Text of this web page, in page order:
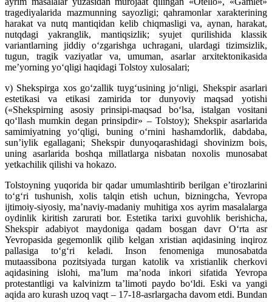
tragediyalarida mazmunning sayozligi; qahramonlar xarakterining
harakat va nutq mantiqidan kelib chiqmasligi va, aynan, harakat,
nutqdagi yakranglik, mantiqsizlik; syujet qurilishida klassik
variantlarning jiddiy o‘zgarishga uchragani, ulardagi tizimsizlik,
tugun, tragik vaziyatlar va, umuman, asarlar arxitektonikasida
me’yorning yo‘qligi haqidagi Tolstoy xulosalari;
v) Shekspirga xos go‘zallik tuyg‘usining jo‘nligi, Shekspir asarlari
estetikasi va etikasi zamirida tor dunyoviy maqsad yotishi
(«Shekspirning asosiy prinsipi-maqsad bo‘lsa, istalgan vositani
qo‘llash mumkin degan prinsipdir» – Tolstoy); Shekspir asarlarida
samimiyatning yo‘qligi, buning o‘rnini hashamdorlik, dabdaba,
sun’iylik egallagani; Shekspir dunyoqarashidagi shovinizm bois,
uning asarlarida boshqa millatlarga nisbatan noxolis munosabat
yetkachilik qilishi va hokazo.
Tolstoyning yuqorida bir qadar umumlashtirib berilgan e’tirozlarini
to‘g‘ri tushunish, xolis talqin etish uchun, bizningcha, Yevropa
ijtimoiy-siyosiy, ma’naviy-madaniy muhitiga xos ayrim masalalarga
oydinlik kiritish zarurati bor. Estetika tarixi guvohlik berishicha,
Shekspir adabiyot maydoniga qadam bosgan davr O‘rta asr
Yevropasida gegemonlik qilib kelgan xristian aqidasining inqiroz
pallasiga to‘g‘ri keladi. Inson fenomeniga munosabatda
mutaassibona pozitsiyada turgan katolik va xristianlik cherkovi
aqidasining islohi, ma’lum ma’noda inkori sifatida Yevropa
protestantligi va kalvinizm ta’limoti paydo bo‘ldi. Eski va yangi
aqida aro kurash uzoq vaqt – 17-18-asrlargacha davom etdi. Bundan